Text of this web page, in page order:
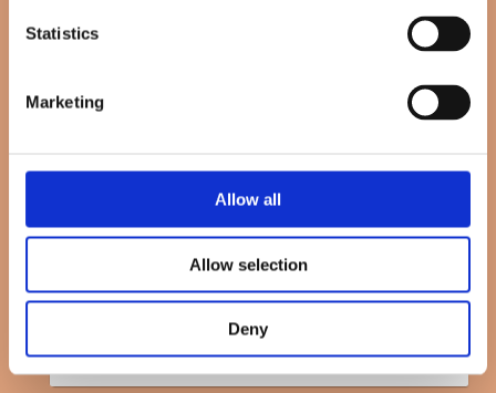
Statistics
Marketing
Allow all
Allow selection
Deny
Buchung der Wahlleistungen
E-Mail-Adresse:*